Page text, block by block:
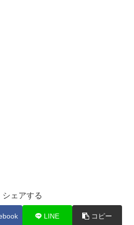
シェアする
LINE コピー